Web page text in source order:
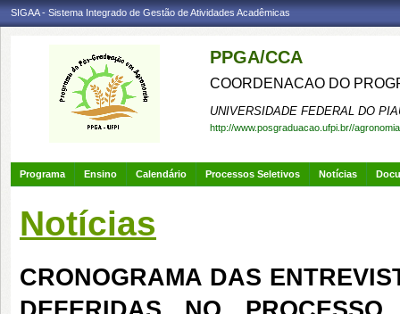
SIGAA - Sistema Integrado de Gestão de Atividades Acadêmicas
PPGA/CCA
COORDENACAO DO
UNIVERSIDADE FEDERAL DO
http://www.posgraduacao.ufpi.br//agronomia
Programa Ensino Calendário Processos Seletivos Notícias
Notícias
CRONOGRAMA DAS